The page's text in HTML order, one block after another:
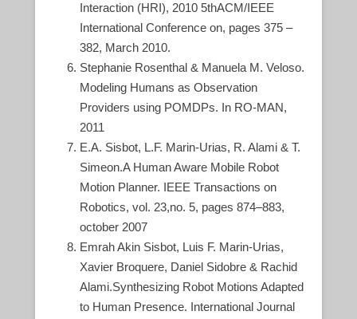
Interaction (HRI), 2010 5thACM/IEEE
International Conference on, pages 375 –
382, March 2010.
Stephanie Rosenthal & Manuela M. Veloso.
Modeling Humans as Observation
Providers using POMDPs. In RO-MAN,
2011
E.A. Sisbot, L.F. Marin-Urias, R. Alami & T.
Simeon.A Human Aware Mobile Robot
Motion Planner. IEEE Transactions on
Robotics, vol. 23,no. 5, pages 874–883,
october 2007
Emrah Akin Sisbot, Luis F. Marin-Urias,
Xavier Broquere, Daniel Sidobre & Rachid
Alami.Synthesizing Robot Motions Adapted
to Human Presence. International Journal